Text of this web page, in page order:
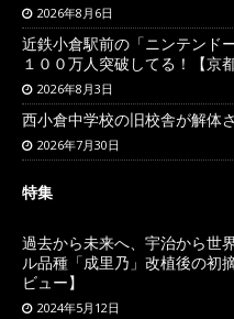
2026年8月6日
近鉄小倉駅前の「ニンテンド
１００万人突破してる！【京
2026年8月3日
西小倉中学校の旧校舎が解体
2026年7月30日
特集
過去から未来へ、宇治から世
ル品種「成里乃」改植後の初
ビュー】
2024年5月12日